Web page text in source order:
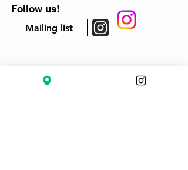
Follow us!
Mailing list